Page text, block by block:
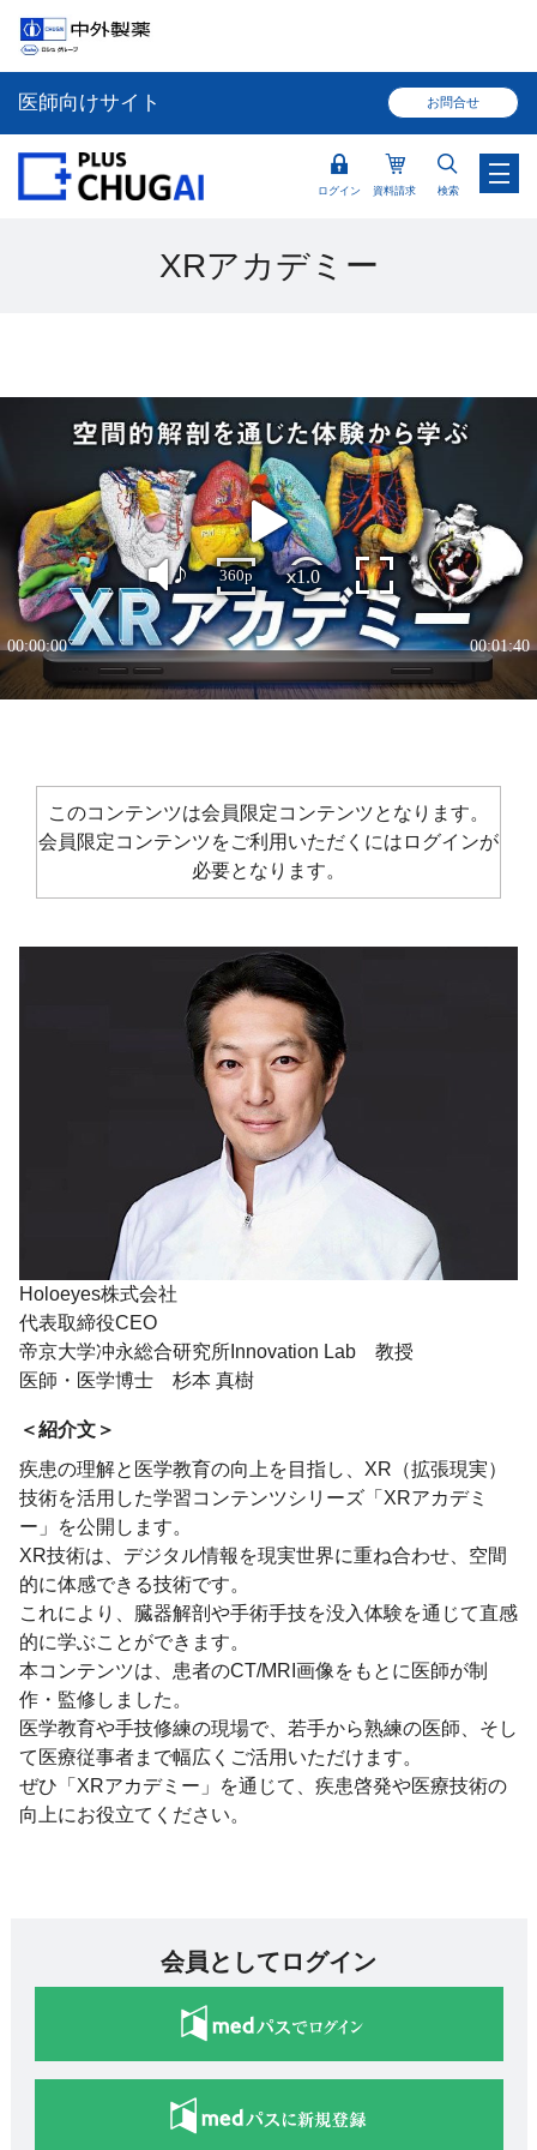
医師向けサイト お問合せ
ログイン 資料請求 検索
XRアカデミー
このコンテンツは会員限定コンテンツとなります。
会員限定コンテンツをご利用いただくにはログインが
必要となります。
Holoeyes株式会社
代表取締役CEO
帝京大学冲永総合研究所Innovation Lab 教授
医師・医学博士 杉本 真樹
＜紹介文＞
疾患の理解と医学教育の向上を目指し、XR（拡張現実）
技術を活用した学習コンテンツシリーズ「XRアカデミ
ー」を公開します。
XR技術は、デジタル情報を現実世界に重ね合わせ、空間
的に体感できる技術です。
これにより、臓器解剖や手術手技を没入体験を通じて直感
的に学ぶことができます。
本コンテンツは、患者のCT/MRI画像をもとに医師が制
作・監修しました。
医学教育や手技修練の現場で、若手から熟練の医師、そし
て医療従事者まで幅広くご活用いただけます。
ぜひ「XRアカデミー」を通じて、疾患啓発や医療技術の
向上にお役立てください。
会員としてログイン